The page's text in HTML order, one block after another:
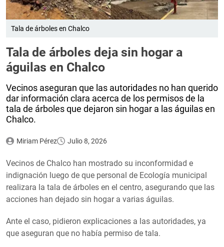
Tala de árboles en Chalco
Tala de árboles deja sin hogar a
águilas en Chalco
Vecinos aseguran que las autoridades no han querido
dar información clara acerca de los permisos de la
tala de árboles que dejaron sin hogar a las águilas en
Chalco.
Miriam Pérez Julio 8, 2026
Vecinos de Chalco han mostrado su inconformidad e
indignación luego de que personal de Ecología municipal
realizara la tala de árboles en el centro, asegurando que las
acciones han dejado sin hogar a varias águilas.
Ante el caso, pidieron explicaciones a las autoridades, ya
que aseguran que no había permiso de tala.